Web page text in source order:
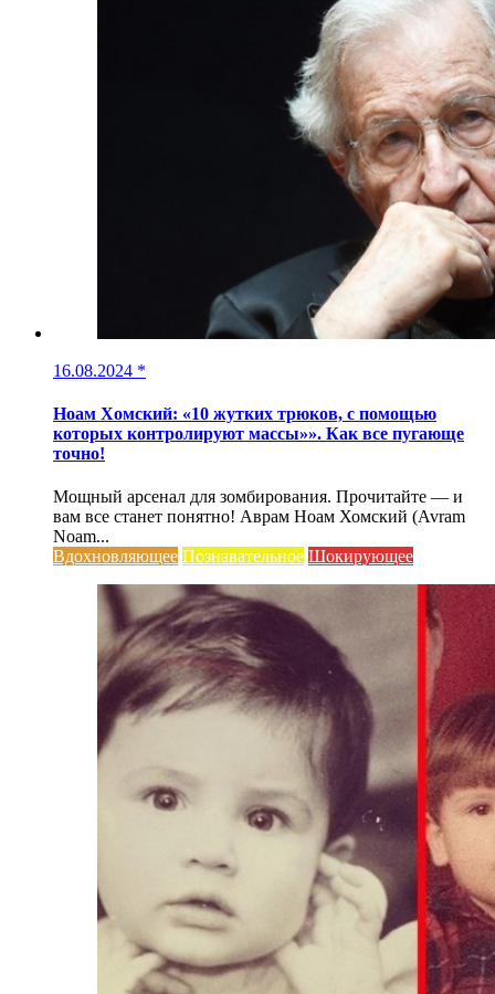
16.08.2024 *
Ноам Хомский: «10 жутких трюков, с помощью
которых контролируют массы»». Как все пугающе
точно!
Мощный арсенал для зомбирования. Прочитайте — и
вам все станет понятно! Аврам Ноам Хомский (Avram
Noam...
Вдохновляющее Познавательное Шокирующее